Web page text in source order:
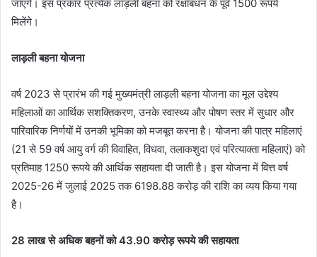
जाएंगे। इस प्रकार प्रत्येक लाड़ली बहना को रक्षाबंधन के पूर्व 1500 रूपये
मिलेंगे।
लाड़ली बहना योजना
वर्ष 2023 से प्रारंभ की गई मुख्यमंत्री लाड़ली बहना योजना का मूल उद्देश्य
महिलाओं का आर्थिक सशक्तिकरण, उनके स्वास्थ्य और पोषण स्तर में सुधार और
पारिवारिक निर्णयों में उनकी भूमिका को मजबूत करना है। योजना की पात्र महिलाएं
(21 से 59 वर्ष आयु वर्ग की विवाहित, विधवा, तलाकशुदा एवं परित्याक्ता महिलाएं) को
प्रतिमाह 1250 रूपये की आर्थिक सहायता दी जाती है। इस योजना में वित्त वर्ष
2025-26 में जुलाई 2025 तक 6198.88 करोड़ की राशि का व्यय किया गया
है।
28 लाख से अधिक बहनों को 43.90 करोड़ रूपये की सहायता